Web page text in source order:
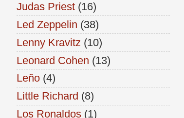
Judas Priest (16)
Led Zeppelin (38)
Lenny Kravitz (10)
Leonard Cohen (13)
Leño (4)
Little Richard (8)
Los Ronaldos (1)